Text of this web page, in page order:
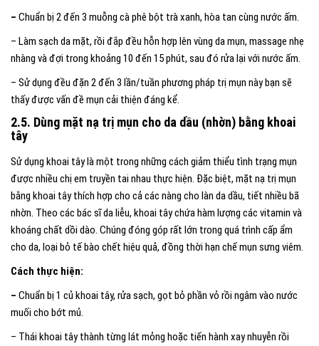
– Chuẩn bị 2 đến 3 muỗng cà phê bột trà xanh, hòa tan cùng nước ấm.
– Làm sạch da mặt, rồi đắp đều hỗn hợp lên vùng da mụn, massage nhẹ
nhàng và đợi trong khoảng 10 đến 15 phút, sau đó rửa lại với nước ấm.
– Sử dụng đều đặn 2 đến 3 lần/tuần phương pháp trị mụn này bạn sẽ
thấy được vấn đề mụn cải thiện đáng kể.
2.5. Dùng mặt nạ trị mụn cho da dầu (nhờn) bằng khoai
tây
Sử dụng khoai tây là một trong những cách giảm thiểu tình trạng mụn
được nhiều chị em truyền tai nhau thực hiện. Đặc biệt, mặt nạ trị mụn
bằng khoai tây thích hợp cho cả các nàng cho làn da dầu, tiết nhiều bã
nhờn. Theo các bác sĩ da liễu, khoai tây chứa hàm lượng các vitamin và
khoáng chất dồi dào. Chúng đóng góp rất lớn trong quá trình cấp ẩm
cho da, loại bỏ tế bào chết hiệu quả, đồng thời hạn chế mụn sưng viêm.
Cách thực hiện:
– Chuẩn bị 1 củ khoai tây, rửa sạch, gọt bỏ phần vỏ rồi ngâm vào nước
muối cho bớt mủ.
– Thái khoai tây thành từng lát mỏng hoặc tiến hành xay nhuyễn rồi